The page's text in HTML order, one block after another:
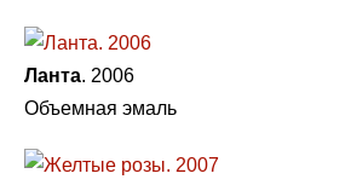
Ланта. 2006
Объемная эмаль